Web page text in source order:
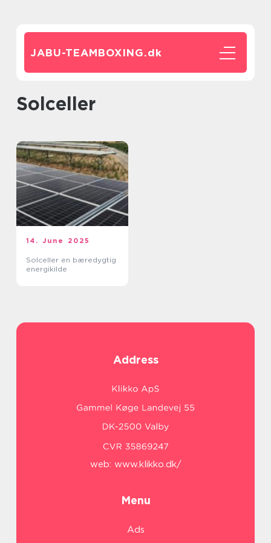
JABU-TEAMBOXING.dk
solceller
14. June 2025
Solceller en bæredygtig
energikilde
Address
web: www.klikko.dk/
Menu
Ads